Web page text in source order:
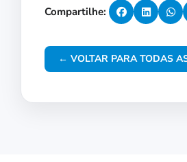
Compartilhe:
← VOLTAR PARA TODAS